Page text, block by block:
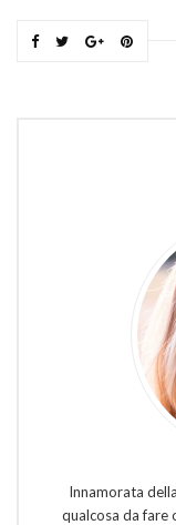
Innamorata
qualcosa da fare